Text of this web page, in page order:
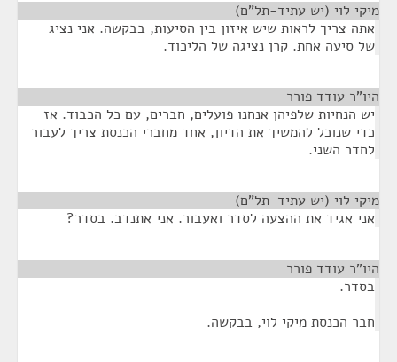
מיקי לוי (יש עתיד-תל"ם)
אתה צריך לראות שיש איזון בין הסיעות, בבקשה. אני נציג
של סיעה אחת. קרן נציגה של הליכוד.
היו"ר עודד פורר
יש הנחיות שלפיהן אנחנו פועלים, חברים, עם כל הכבוד. אז
כדי שנוכל להמשיך את הדיון, אחד מחברי הכנסת צריך לעבור
לחדר השני.
מיקי לוי (יש עתיד-תל"ם)
אני אגיד את ההצעה לסדר ואעבור. אני אתנדב. בסדר?
היו"ר עודד פורר
בסדר.
חבר הכנסת מיקי לוי, בבקשה.